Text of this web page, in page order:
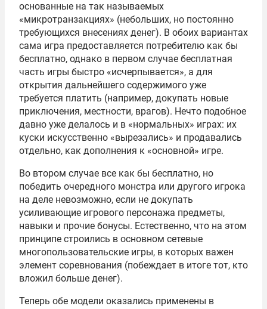
основанные на так называемых
«микротранзакциях» (небольших, но постоянно
требующихся внесениях денег). В обоих вариантах
сама игра предоставляется потребителю как бы
бесплатно, однако в первом случае бесплатная
часть игры быстро «исчерпывается», а для
открытия дальнейшего содержимого уже
требуется платить (например, докупать новые
приключения, местности, врагов). Нечто подобное
давно уже делалось и в «нормальных» играх: их
куски искусственно «вырезались» и продавались
отдельно, как дополнения к «основной» игре.
Во втором случае все как бы бесплатно, но
победить очередного монстра или другого игрока
на деле невозможно, если не докупать
усиливающие игрового персонажа предметы,
навыки и прочие бонусы. Естественно, что на этом
принципе строились в основном сетевые
многопользовательские игры, в которых важен
элемент соревнования (побеждает в итоге тот, кто
вложил больше денег).
Теперь обе модели оказались применены в